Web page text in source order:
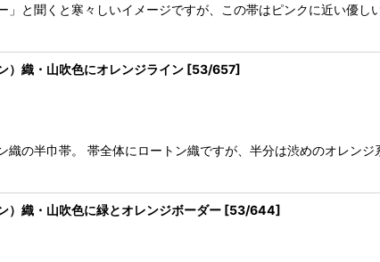
」と聞くと寒々しいイメージですが、この帯はピンクに近い優
）織・山吹色にオレンジライン [53/657]
織の半巾帯。 帯全体にロートン織ですが、半分は渋めのオレン
）織・山吹色に緑とオレンジボーダー [53/644]